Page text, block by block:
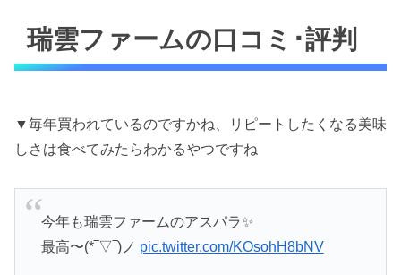
瑞雲ファームの口コミ･評判
▼毎年買われているのですかね、リピートしたくなる美味
しさは食べてみたらわかるやつですね
今年も瑞雲ファームのアスパラ✨
最高〜(*‾▽‾)ノ pic.twitter.com/KOsohH8bNV